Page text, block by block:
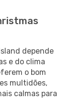
depende
e do clima
o bom
multidões,
calmas para